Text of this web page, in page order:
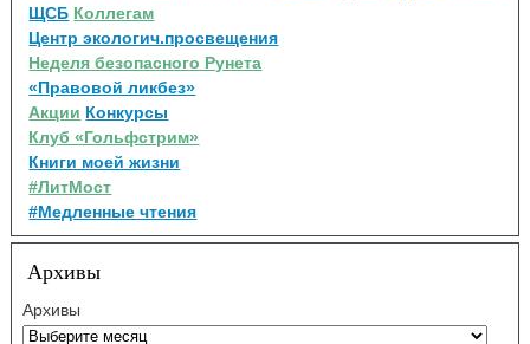
ЩСБ Коллегам
Центр экологич.просвещения
Неделя безопасного Рунета
«Правовой ликбез»
Акции Конкурсы
Клуб «Гольфстрим»
Книги моей жизни
#ЛитМост
#Медленные чтения
Архивы
Архивы